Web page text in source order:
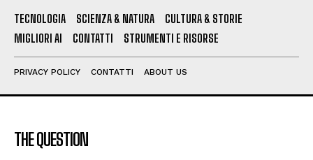
TECNOLOGIA SCIENZA & NATURA
CULTURA & STORIE
MIGLIORI AI
CONTATTI STRUMENTI E RISORSE
PRIVACY POLICY CONTATTI ABOUT US
THE QUESTION